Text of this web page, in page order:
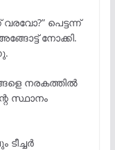
പെട്ടന്ന്
നോക്കി.
നരകത്തിൽ
സ്ഥാനം